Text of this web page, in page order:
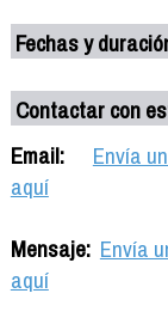
Fechas y
Contactar con
Email:
Envía
aquí
Mensaje: Envía
aquí